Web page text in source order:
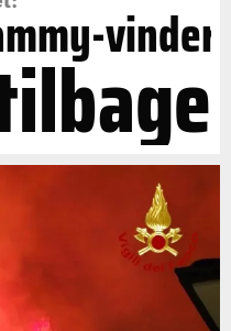
vinder